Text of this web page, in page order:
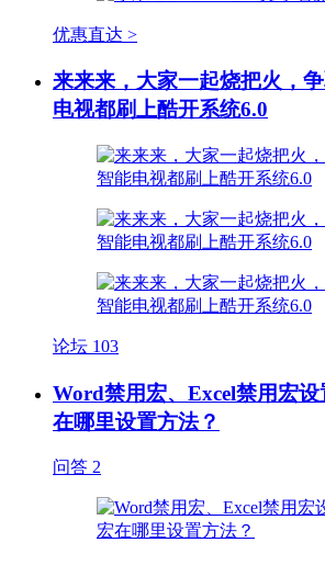
优惠直达 >
来来来，大家一起烧把火，
电视都刷上酷开系统6.0
论坛 103
Word禁用宏、Excel禁用宏
在哪里设置方法？
问答 2